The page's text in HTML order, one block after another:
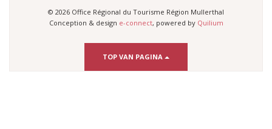
© 2026 Office Régional du Tourisme Région Mullerthal
Conception & design e-connect, powered by Quilium
TOP VAN PAGINA